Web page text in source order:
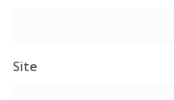
Site